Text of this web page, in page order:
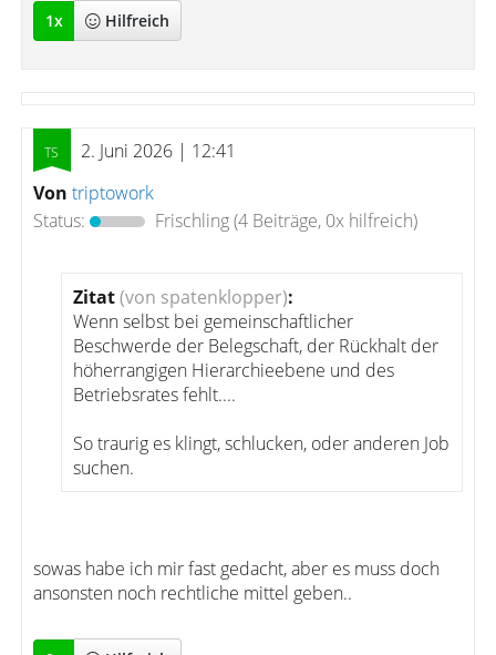
1x Hilfreich
2. Juni 2026 | 12:41
Von triptowork
Status:
Frischling(4 Beiträge, 0x hilfreich)
Zitat(von spatenklopper):
Wenn selbst bei gemeinschaftlicher
Beschwerde der Belegschaft, der Rückhalt der
höherrangigen Hierarchieebene und des
Betriebsrates fehlt....
So traurig es klingt, schlucken, oder anderen Job
suchen.
sowas habe ich mir fast gedacht, aber es muss doch
ansonsten noch rechtliche mittel geben..